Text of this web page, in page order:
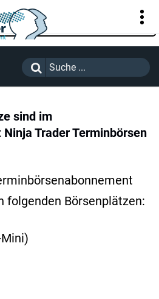
sind im
Trader Terminbörsen
folgenden Börsenplätzen:
Mini)